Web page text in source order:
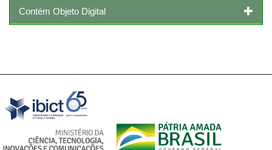
Contém Objeto Digital